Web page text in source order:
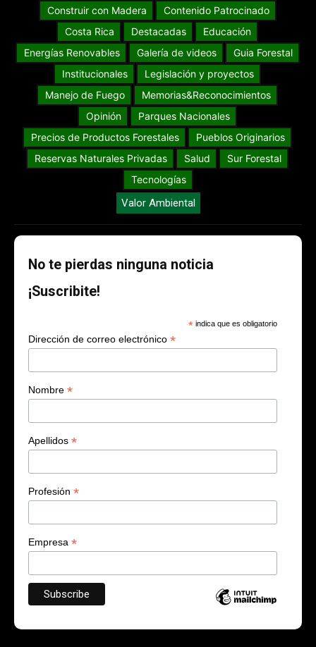
Construir con Madera
Contenido Patrocinado
Costa Rica
Destacadas
Educación
Energías Renovables
Galería de videos
Guia Forestal
Institucionales
Legislación y proyectos
Manejo de Fuego
Memorias&Reconocimientos
Opinión
Parques Nacionales
Precios de Productos Forestales
Pueblos Originarios
Reservas Naturales Privadas
Salud
Sur Forestal
Tecnologías
Valor Ambiental
No te pierdas ninguna noticia
¡Suscribite!
* indica que es obligatorio
Dirección de correo electrónico *
Nombre *
Apellidos *
Profesión *
Empresa *